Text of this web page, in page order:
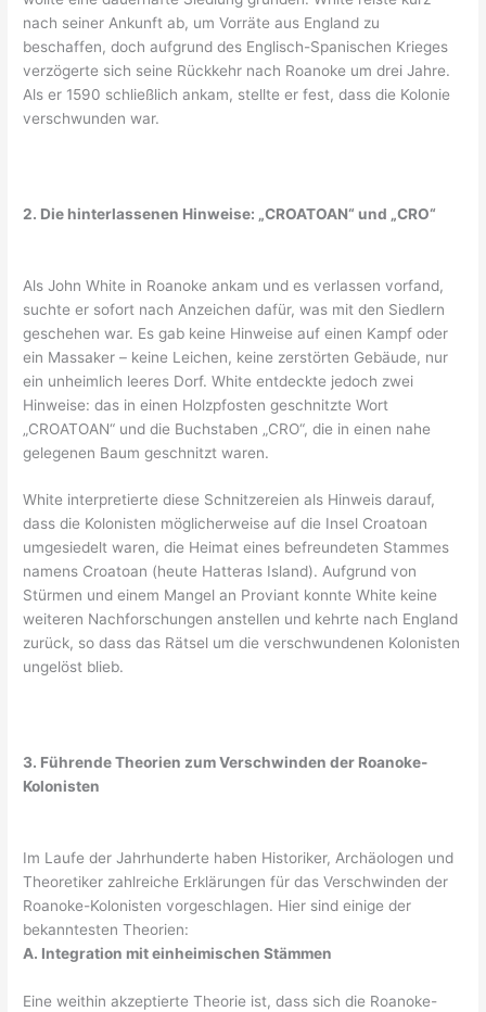
nach seiner Ankunft ab, um Vorräte aus England zu
beschaffen, doch aufgrund des Englisch-Spanischen Krieges
verzögerte sich seine Rückkehr nach Roanoke um drei Jahre.
Als er 1590 schließlich ankam, stellte er fest, dass die Kolonie
verschwunden war.
2. Die hinterlassenen Hinweise: „CROATOAN“ und „CRO“
Als John White in Roanoke ankam und es verlassen vorfand,
suchte er sofort nach Anzeichen dafür, was mit den Siedlern
geschehen war. Es gab keine Hinweise auf einen Kampf oder
ein Massaker – keine Leichen, keine zerstörten Gebäude, nur
ein unheimlich leeres Dorf. White entdeckte jedoch zwei
Hinweise: das in einen Holzpfosten geschnitzte Wort
„CROATOAN“ und die Buchstaben „CRO“, die in einen nahe
gelegenen Baum geschnitzt waren.
White interpretierte diese Schnitzereien als Hinweis darauf,
dass die Kolonisten möglicherweise auf die Insel Croatoan
umgesiedelt waren, die Heimat eines befreundeten Stammes
namens Croatoan (heute Hatteras Island). Aufgrund von
Stürmen und einem Mangel an Proviant konnte White keine
weiteren Nachforschungen anstellen und kehrte nach England
zurück, so dass das Rätsel um die verschwundenen Kolonisten
ungelöst blieb.
3. Führende Theorien zum Verschwinden der Roanoke-
Kolonisten
Im Laufe der Jahrhunderte haben Historiker, Archäologen und
Theoretiker zahlreiche Erklärungen für das Verschwinden der
Roanoke-Kolonisten vorgeschlagen. Hier sind einige der
bekanntesten Theorien:
A. Integration mit einheimischen Stämmen
Eine weithin akzeptierte Theorie ist, dass sich die Roanoke-